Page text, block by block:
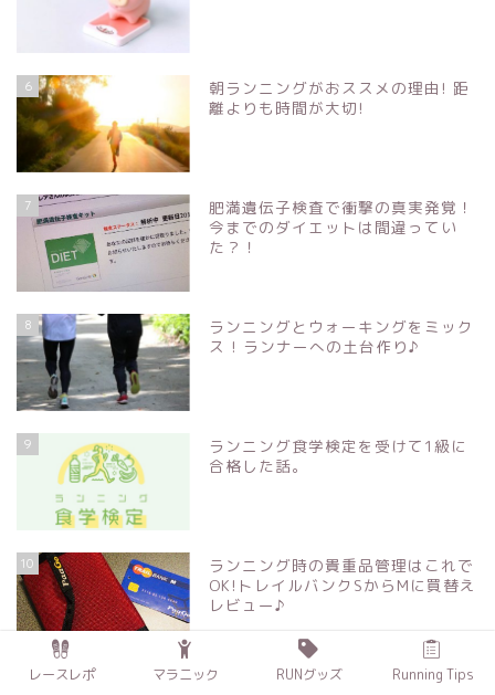
6
朝ランニングがおススメの理由! 距
離よりも時間が大切!
7
肥満遺伝子検査で衝撃の真実発覚！
今までのダイエットは間違ってい
た？！
8
ランニングとウォーキングをミック
ス ! ランナーへの土台作り♪
9
ランニング食学検定を受けて1級に
合格した話。
10
ランニング時の貴重品管理はこれで
OK!トレイルバンクSからMに買替え
レビュー♪
レースレポ マラニック RUNグッズ Running Tips